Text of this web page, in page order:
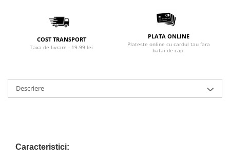
COST TRANSPORT
Taxa de livrare - 19.99 lei
PLATA ONLINE
Plateste online cu cardul tau fara
batai de cap.
Descriere
Caracteristici: